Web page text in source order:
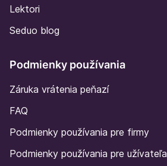
Lektori
Seduo blog
Podmienky používania
Záruka vrátenia peňazí
FAQ
Podmienky používania pre firmy
Podmienky používania pre užívateľa